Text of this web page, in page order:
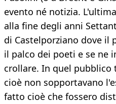
evento né notizia.
alla fine degli anni
di Castelporziano dove il
il palco dei poeti e se ne
crollare. In quel
cioè non sopportavano
fatto cioè che fossero